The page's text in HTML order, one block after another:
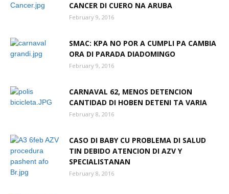
CANCER DI CUERO NA ARUBA
February 9, 2016
SMAC: KPA NO POR A CUMPLI PA CAMBIA
ORA DI PARADA DIADOMINGO
February 9, 2016
CARNAVAL 62, MENOS DETENCION
CANTIDAD DI HOBEN DETENI TA VARIA
February 8, 2016
CASO DI BABY CU PROBLEMA DI SALUD
TIN DEBIDO ATENCION DI AZV Y
SPECIALISTANAN
February 8, 2016